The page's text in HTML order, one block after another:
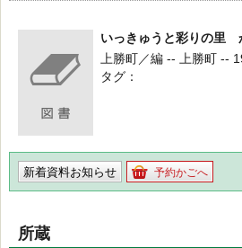
いっきゅうと彩りの里
上勝町／編 -- 上勝町 --
タグ
新着資料お知らせ 予約かごへ
所蔵